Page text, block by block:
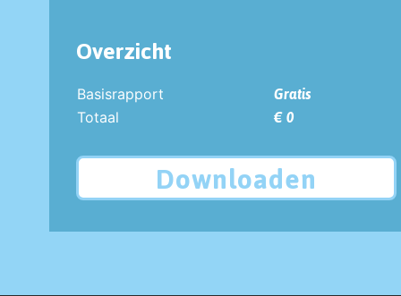
Overzicht
Basisrapport
Gratis
Totaal
€ 0
Downloaden